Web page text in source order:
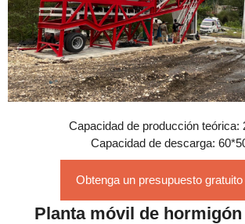
Capacidad de producción teórica:
Capacidad de descarga:
Obtenga un presupuesto
Planta móvil de hormigón